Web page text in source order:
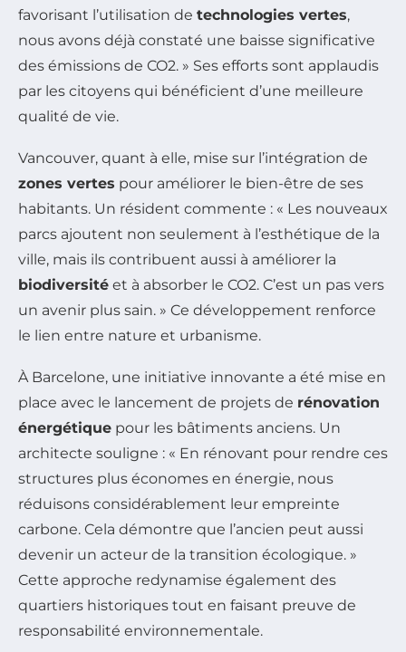
favorisant l’utilisation de technologies vertes,
nous avons déjà constaté une baisse significative
des émissions de CO2. » Ses efforts sont applaudis
par les citoyens qui bénéficient d’une meilleure
qualité de vie.
Vancouver, quant à elle, mise sur l’intégration de
zones vertes pour améliorer le bien-être de ses
habitants. Un résident commente : « Les nouveaux
parcs ajoutent non seulement à l’esthétique de la
ville, mais ils contribuent aussi à améliorer la
biodiversité et à absorber le CO2. C’est un pas vers
un avenir plus sain. » Ce développement renforce
le lien entre nature et urbanisme.
À Barcelone, une initiative innovante a été mise en
place avec le lancement de projets de rénovation
énergétique pour les bâtiments anciens. Un
architecte souligne : « En rénovant pour rendre ces
structures plus économes en énergie, nous
réduisons considérablement leur empreinte
carbone. Cela démontre que l’ancien peut aussi
devenir un acteur de la transition écologique. »
Cette approche redynamise également des
quartiers historiques tout en faisant preuve de
responsabilité environnementale.